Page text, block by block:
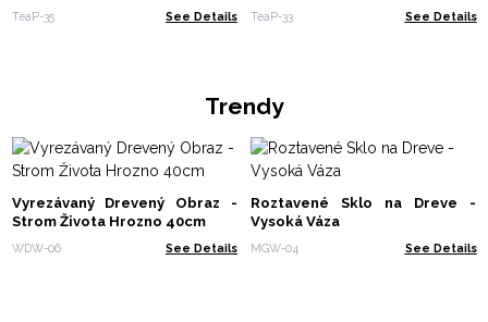
TeaP-35 See Details TeaP-33 See Details
Trendy
Vyrezávaný Drevený Obraz -
Strom Života Hrozno 40cm
WDW-06 See Details
Roztavené Sklo na Dreve -
Vysoká Váza
MGW-04 See Details